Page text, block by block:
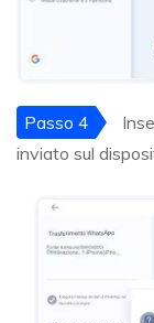
Passo 4
inviato sul